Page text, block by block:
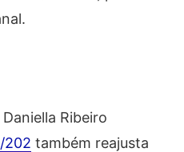
Ribeiro
202 também reajusta